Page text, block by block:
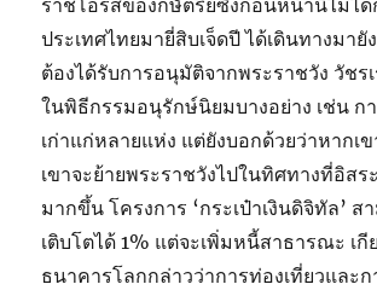
ประเทศไทยมายี่สิบเจ็ดปี ได้เดินทางมายั
ต้องได้รับการอนุมัติจากพระราชวัง วัชร
ในพิธีกรรมอนุรักษ์นิยมบางอย่าง เช่น ก
เก่าแก่หลายแห่ง แต่ยังบอกด้วยว่าหากเ
เขาจะย้ายพระราชวังไปในทิศทางที่อิส
มากขึ้น โครงการ ‘กระเป๋าเงินดิจิทัล’ ส
เติบโตได้ 1% แต่จะเพิ่มหนี้สาธารณะ เกี
ธนาคารโลกกล่าวว่าการท่องเที่ยวและ